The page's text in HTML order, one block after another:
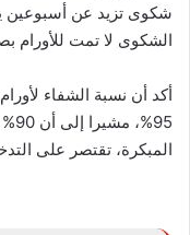
شكوى تزيد عن أسبوعين
الشكوى لا تمت للأورام
أكد أن نسبة الشفاء
المبكرة، تقتصر على